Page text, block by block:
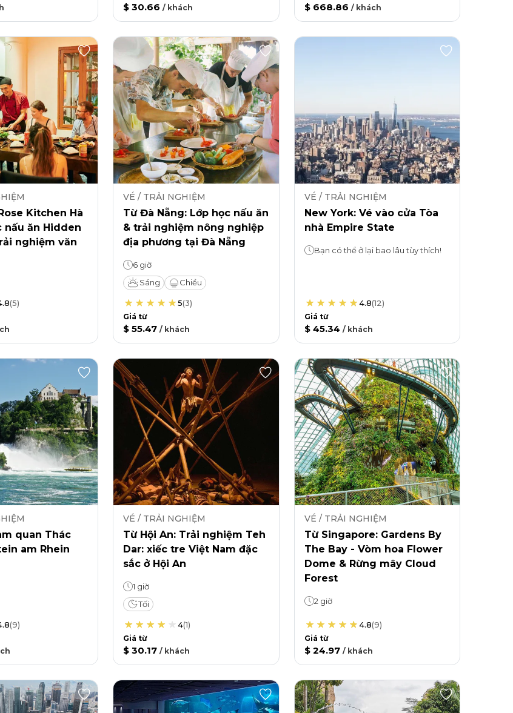
$ 30.66 / khách $ 668.86 / khách
Kitchen Hà
nấu ăn Hidden
nghiệm văn
(5)
VÉ / TRẢI NGHIỆM
Từ Đà Nẵng: Lớp học nấu ăn
& trải nghiệm nông nghiệp
địa phương tại Đà Nẵng
6 giờ
Sáng
Chiều
5(3)
Giá từ
$ 55.47 / khách
VÉ / TRẢI NGHIỆM
New York: Vé vào cửa Tòa
nhà Empire State
Bạn có thể ở lại bao lâu tùy thích!
4.8(12)
Giá từ
$ 45.34 / khách
quan Thác
am Rhein
(9)
VÉ / TRẢI NGHIỆM
Từ Hội An: Trải nghiệm Teh
Dar: xiếc tre Việt Nam đặc
sắc ở Hội An
1 giờ
Tối
4(1)
Giá từ
$ 30.17 / khách
VÉ / TRẢI NGHIỆM
Từ Singapore: Gardens By
The Bay - Vòm hoa Flower
Dome & Rừng mây Cloud
Forest
2 giờ
4.8(9)
Giá từ
$ 24.97 / khách